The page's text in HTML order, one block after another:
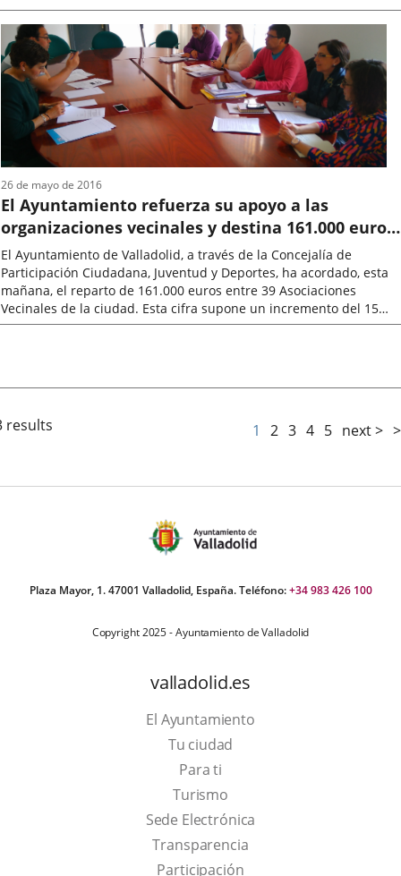
de
la
noticia
El Ayuntamiento refuerza su apoyo a las
organizaciones vecinales y destina 161.000 euros
a sus programas de actividades y a las fiestas de
los barrios
El Ayuntamiento de Valladolid, a través de la Concejalía de
Participación Ciudadana, Juventud y Deportes, ha acordado, esta
mañana, el reparto de 161.000 euros entre 39 Asociaciones
Vecinales de la ciudad. Esta cifra supone un incremento del 15
por ciento con...
26 de mayo de 2016
results 1 2 3 4 5 next >
Plaza Mayor, 1. 47001 Valladolid, España. Teléfono:+34 983 426 100
Copyright 2025 - Ayuntamiento de Valladolid
valladolid.es
El Ayuntamiento
Tu ciudad
Para ti
TurismoThis
link
will
open
Sede Electrónica
Transparencia
Participación